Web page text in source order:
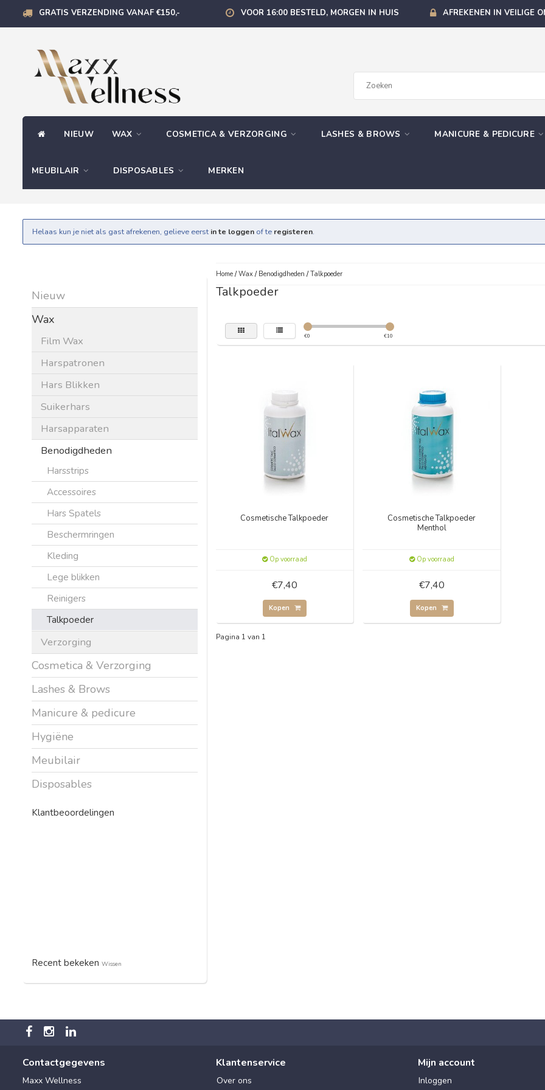
GRATIS VERZENDING VANAF €150,- VOOR 16:00 BESTELD, MORGEN IN HUIS AFREKENEN IN VEILIGE
NIEUW WAX COSMETICA & VERZORGING LASHES & BROWS MANICURE & PEDICURE
MEUBILAIR DISPOSABLES MERKEN
Helaas kun je niet als gast afrekenen, gelieve eerst in te loggen of te registeren.
Nieuw
Wax
Film Wax
Harspatronen
Hars Blikken
Suikerhars
Harsapparaten
Benodigdheden
Harsstrips
Accessoires
Hars Spatels
Beschermringen
Kleding
Lege blikken
Reinigers
Talkpoeder
Verzorging
Cosmetica & Verzorging
Lashes & Brows
Manicure & pedicure
Hygiëne
Meubilair
Disposables
Klantbeoordelingen
Recent bekeken Wissen
Home/Wax/ Benodigdheden /Talkpoeder
Talkpoeder
€0 €10
Cosmetische Talkpoeder
Op voorraad
€7,40
Kopen
Cosmetische Talkpoeder
Menthol
Op voorraad
€7,40
Kopen
Pagina 1 van 1
Contactgegevens
Maxx Wellness
Klantenservice
Over ons
Mijn account
Inloggen